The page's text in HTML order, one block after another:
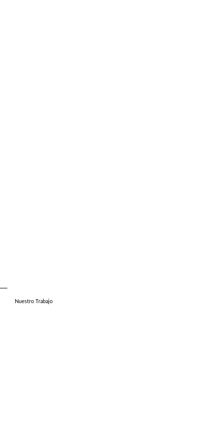
Nuestro Trabajo